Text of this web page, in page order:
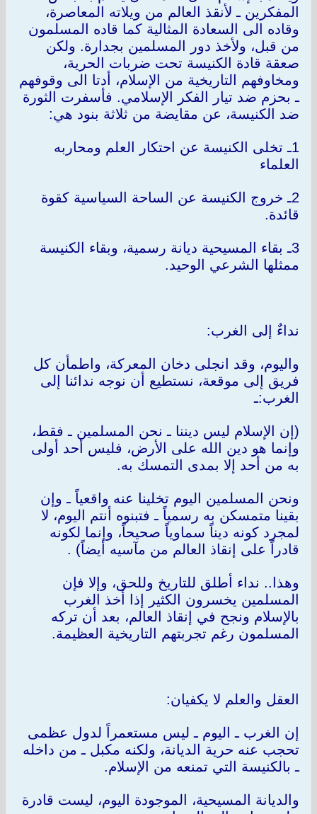
المفكرين ـ لأنقذ العالم من ويلاته المعاصرة،
وقاده الى السعادة المثالية كما قاده المسلمون
من قبل، ولأخذ دور المسلمين بجدارة. ولكن
صعقة قادة الكنيسة تحت ضربات الحرية،
ومخاوفهم التاريخية من الإسلام، أدتا الى وقوفهم
ـ بحزم ضد تيار الفكر الإسلامي. فأسفرت الثورة
ضد الكنيسة، عن مقايضة من ثلاثة بنود هي:
1ـ تخلى الكنيسة عن احتكار العلم ومحاربه
العلماء
2ـ خروج الكنيسة عن الساحة السياسية كقوة
قائدة.
3ـ بقاء المسيحية ديانة رسمية، وبقاء الكنيسة
ممثلها الشرعي الوحيد.
نداءٌ إلى الغرب:
واليوم، وقد انجلى دخان المعركة، واطمأن كل
فريق إلى موقعة، نستطيع أن نوجه ندائنا إلى
الغرب:ـ
(إن الإسلام ليس ديننا ـ نحن المسلمين ـ فقط،
وإنما هو دين الله على الأرض، فليس أحد أولى
به من أحد إلا بمدى التمسك به.
ونحن المسلمين اليوم تخلينا عنه واقعياً ـ وإن
بقينا متمسكن به رسمياً ـ فتبنوه أنتم اليوم، لا
لمجرد كونه ديناً سماوياً صحيحاً، وإنما لكونه
قادراً على إنقاذ العالم من مآسيه أيضاً) .
وهذا.. نداء أطلق للتاريخ وللحق، وإلا فإن
المسلمين يخسرون الكثير إذا أخذ الغرب
بالإسلام ونجح في إنقاذ العالم، بعد أن تركه
المسلمون رغم تجربتهم التاريخية العظيمة.
العقل والعلم لا يكفيان:
إن الغرب ـ اليوم ـ ليس مستعمراً لدول عظمى
تحجب عنه حرية الديانة، ولكنه مكبل ـ من داخله
ـ بالكنيسة التي تمنعه من الإسلام.
والديانة المسيحية، الموجودة اليوم، ليست قادرة